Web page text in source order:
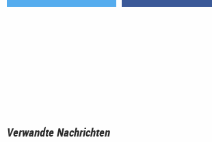
Verwandte Nachrichten